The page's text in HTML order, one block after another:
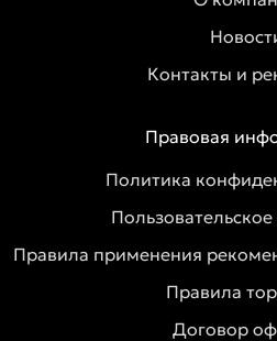
Контакты и
Правовая
Политика
Правила применения
Правила
Договор